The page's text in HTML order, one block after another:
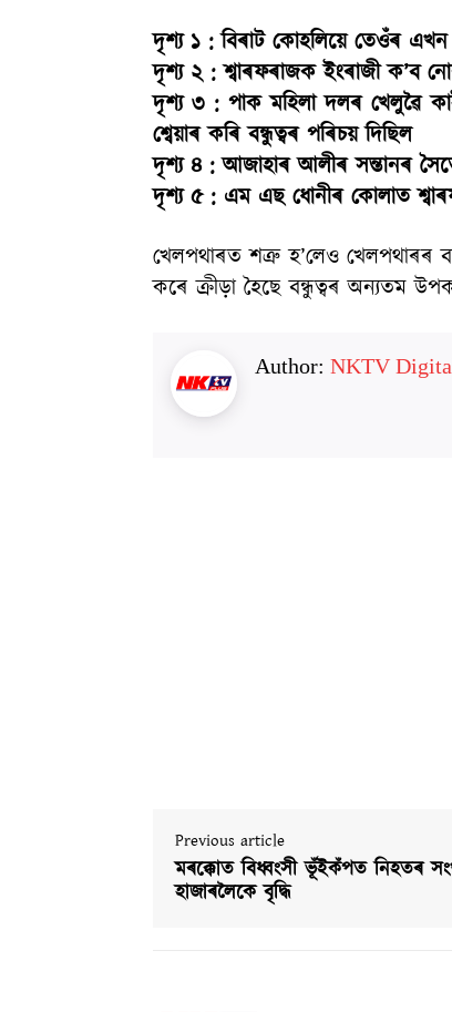
দৃশ্য ১ : বিৰাট কোহলিয়ে তেওঁৰ
দৃশ্য ২ : শ্বাৰফৰাজক ইংৰাজী ক’ব
দৃশ্য ৩ : পাক মহিলা দলৰ খেলুৱৈ
শ্বেয়াৰ কৰি বন্ধুত্বৰ পৰিচয় দিছিল
দৃশ্য ৪ : আজাহাৰ আলীৰ সন্তানৰ
দৃশ্য ৫ : এম এছ ধোনীৰ কোলাত
খেলপথাৰত শত্ৰু হ’লেও খেলপথাৰৰ
কৰে ক্ৰীড়া হৈছে বন্ধুত্বৰ অন্যতম
Author: NKTV
Previous article
মৰক্কোত বিধ্বংসী ভূঁইকঁপত নিহতৰ
হাজাৰলৈকে বৃদ্ধি